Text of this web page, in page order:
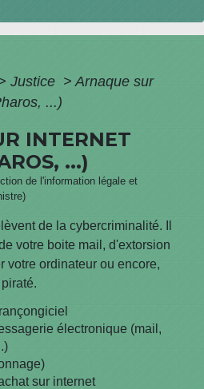
Justice > Arnaque sur
...)
INTERNET
...)
de l'information légale et
de la cybercriminalité. Il
votre boite mail, d'extorsion
votre ordinateur ou encore,
électronique (mail,
sur internet